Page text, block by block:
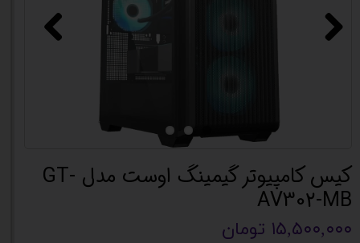
کیس کامپیوتر گیمینگ اوست مدل GT-
AV302-MB
۱۵,۵۰۰,۰۰۰ تومان